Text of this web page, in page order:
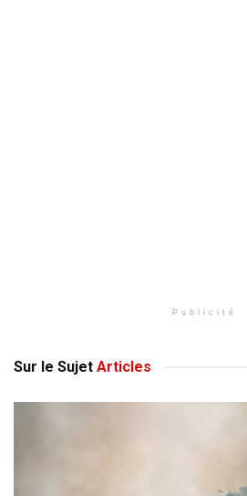
Publicité
Sur le Sujet Articles